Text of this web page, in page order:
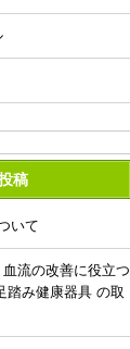
稿
いて
血流の改善に役立つ
踏み健康器具 の取